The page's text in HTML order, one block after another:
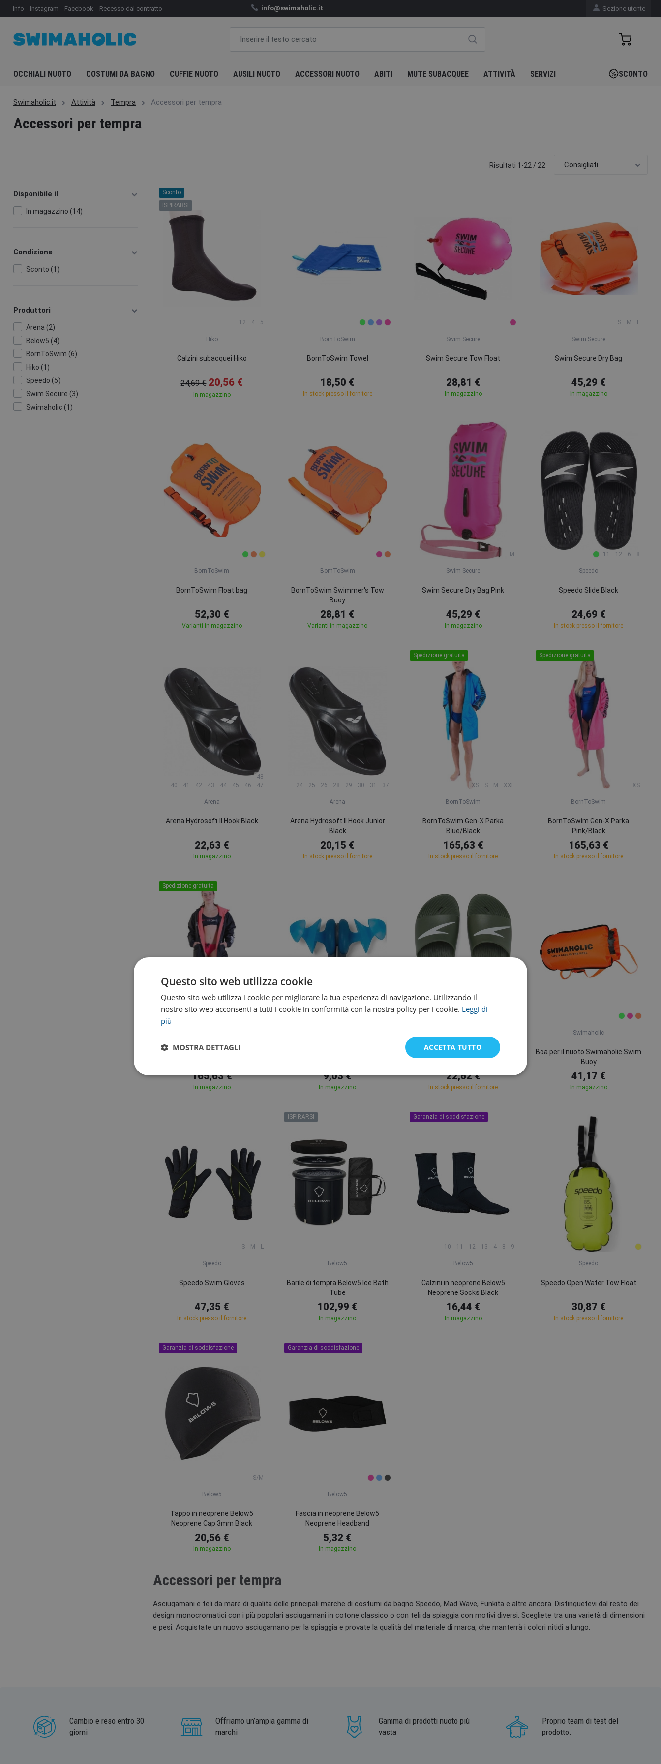
Info Instagram Facebook Recesso dal contratto info@swimaholic.it Sezione utente
OCCHIALI NUOTO COSTUMI DA BAGNO CUFFIE NUOTO AUSILI NUOTO ACCESSORI NUOTO ABITI MUTE SUBACQUEE ATTIVITÀ SERVIZI SCONTO
Swimaholic.it Attività Tempra Accessori per tempra
Accessori per tempra
Disponibile il
In magazzino (14)
Condizione
Sconto (1)
Produttori
Arena (2)
Below5 (4)
BornToSwim (6)
Hiko (1)
Speedo (5)
Swim Secure (3)
Swimaholic (1)
Risultati 1-22 / 22
Sconto
ISPIRARSI
12 4 5
Hiko
Calzini subacquei Hiko
24,69 € 20,56 €
In magazzino
BornToSwim
BornToSwim Towel
18,50 €
In stock presso il fornitore
Swim Secure
Swim Secure Tow Float
28,81 €
In magazzino
S M L
Swim Secure
Swim Secure Dry Bag
45,29 €
In magazzino
BornToSwim
BornToSwim Float bag
52,30 €
Varianti in magazzino
BornToSwim
BornToSwim Swimmer's Tow
Buoy
28,81 €
Varianti in magazzino
M
Swim Secure
Swim Secure Dry Bag Pink
45,29 €
In magazzino
11 12 6 8
Speedo
Speedo Slide Black
24,69 €
In stock presso il fornitore
40 41 42 43 44 45 46 47
48
Arena
Arena Hydrosoft II Hook Black
22,63 €
In magazzino
24 25 26 28 29 30 31 37
Arena
Arena Hydrosoft II Hook Junior
Black
20,15 €
In stock presso il fornitore
Spedizione gratuita
XS S M XXL
BornToSwim
BornToSwim Gen-X Parka
Blue/Black
165,63 €
In stock presso il fornitore
Spedizione gratuita
XS
BornToSwim
BornToSwim Gen-X Parka
Pink/Black
165,63 €
In stock presso il fornitore
Spedizione gratuita
BornToSwim Gen-X Parka
165,63 €
In magazzino
9,03 €
In magazzino
Speedo Slide Eco USA
22,62 €
In stock presso il fornitore
Swimaholic
Boa per il nuoto Swimaholic Swim
Buoy
41,17 €
In magazzino
S M L
Speedo
Speedo Swim Gloves
47,35 €
In stock presso il fornitore
ISPIRARSI
Below5
Barile di tempra Below5 Ice Bath
Tube
102,99 €
In magazzino
Garanzia di soddisfazione
10 11 12 13 4 8 9
Below5
Calzini in neoprene Below5
Neoprene Socks Black
16,44 €
In magazzino
Speedo
Speedo Open Water Tow Float
30,87 €
In stock presso il fornitore
Garanzia di soddisfazione
S/M
Below5
Tappo in neoprene Below5
Neoprene Cap 3mm Black
20,56 €
In magazzino
Garanzia di soddisfazione
Below5
Fascia in neoprene Below5
Neoprene Headband
5,32 €
In magazzino
Accessori per tempra
Asciugamani e teli da mare di qualità delle principali marche di costumi da bagno Speedo, Mad Wave, Funkita e altre ancora. Distinguetevi dal resto dei
design monocromatici con i più popolari asciugamani in cotone classico o con teli da spiaggia con motivi diversi. Scegliete tra una varietà di dimensioni
e pesi. Acquistate un nuovo asciugamano per la spiaggia e provate la qualità del materiale di marca, che manterrà i colori nitidi a lungo.
Cambio e reso entro 30
giorni
Offriamo un’ampia gamma di
marchi
Gamma di prodotti nuoto più
vasta
Proprio team di test del
prodotto.
Questo sito web utilizza cookie
Questo sito web utilizza i cookie per migliorare la tua esperienza di navigazione. Utilizzando il
nostro sito web acconsenti a tutti i cookie in conformità con la nostra policy per i cookie. Leggi di
più
ACCETTA TUTTO
MOSTRA DETTAGLI